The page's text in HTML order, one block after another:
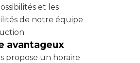
et les
de notre équipe
avantageux
propose un horaire